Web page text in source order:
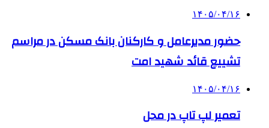
۱۴۰۵/۰۴/۱۶
حضور مدیرعامل و کارکنان بانک مسکن در مراسم
تشییع قائد شهید امت
۱۴۰۵/۰۴/۱۶
تعمیر لپ تاپ در محل